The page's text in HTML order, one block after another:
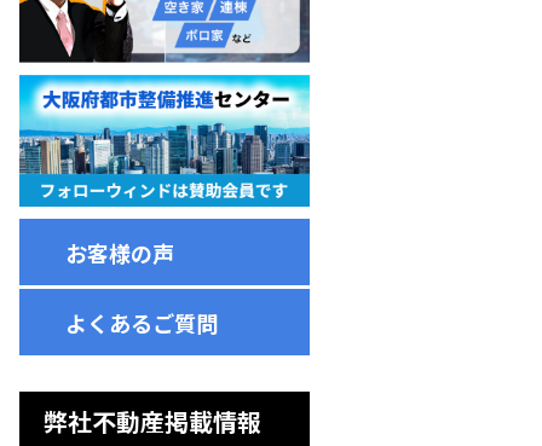
お客様の声
よくあるご質問
弊社不動産掲載情報